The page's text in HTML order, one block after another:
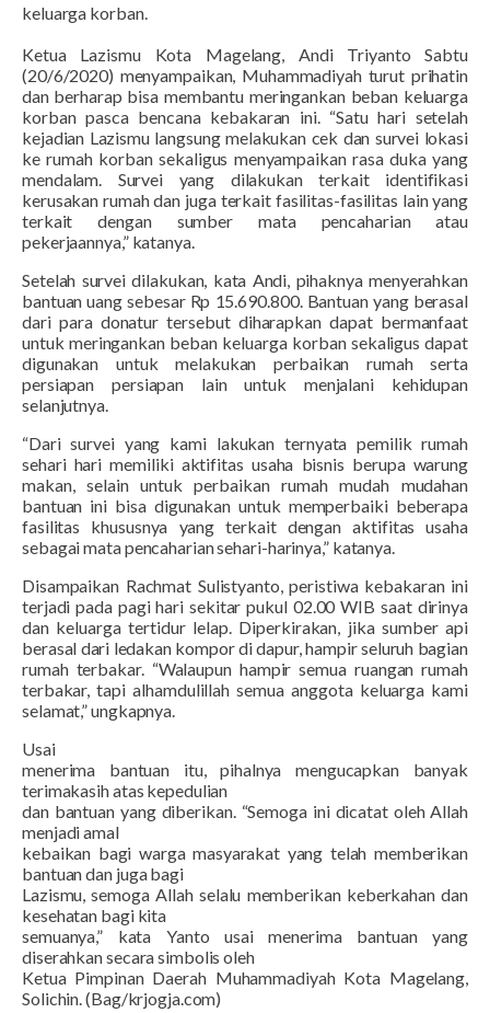
keluarga korban.
Ketua Lazismu Kota Magelang, Andi Triyanto Sabtu
(20/6/2020) menyampaikan, Muhammadiyah turut prihatin
dan berharap bisa membantu meringankan beban keluarga
korban pasca bencana kebakaran ini. “Satu hari setelah
kejadian Lazismu langsung melakukan cek dan survei lokasi
ke rumah korban sekaligus menyampaikan rasa duka yang
mendalam. Survei yang dilakukan terkait identifikasi
kerusakan rumah dan juga terkait fasilitas-fasilitas lain yang
terkait dengan sumber mata pencaharian atau
pekerjaannya,” katanya.
Setelah survei dilakukan, kata Andi, pihaknya menyerahkan
bantuan uang sebesar Rp 15.690.800. Bantuan yang berasal
dari para donatur tersebut diharapkan dapat bermanfaat
untuk meringankan beban keluarga korban sekaligus dapat
digunakan untuk melakukan perbaikan rumah serta
persiapan persiapan lain untuk menjalani kehidupan
selanjutnya.
“Dari survei yang kami lakukan ternyata pemilik rumah
sehari hari memiliki aktifitas usaha bisnis berupa warung
makan, selain untuk perbaikan rumah mudah mudahan
bantuan ini bisa digunakan untuk memperbaiki beberapa
fasilitas khususnya yang terkait dengan aktifitas usaha
sebagai mata pencaharian sehari-harinya,” katanya.
Disampaikan Rachmat Sulistyanto, peristiwa kebakaran ini
terjadi pada pagi hari sekitar pukul 02.00 WIB saat dirinya
dan keluarga tertidur lelap. Diperkirakan, jika sumber api
berasal dari ledakan kompor di dapur, hampir seluruh bagian
rumah terbakar. “Walaupun hampir semua ruangan rumah
terbakar, tapi alhamdulillah semua anggota keluarga kami
selamat,” ungkapnya.
Usai
menerima bantuan itu, pihalnya mengucapkan banyak
terimakasih atas kepedulian
dan bantuan yang diberikan. “Semoga ini dicatat oleh Allah
menjadi amal
kebaikan bagi warga masyarakat yang telah memberikan
bantuan dan juga bagi
Lazismu, semoga Allah selalu memberikan keberkahan dan
kesehatan bagi kita
semuanya,” kata Yanto usai menerima bantuan yang
diserahkan secara simbolis oleh
Ketua Pimpinan Daerah Muhammadiyah Kota Magelang,
Solichin. (Bag/krjogja.com)